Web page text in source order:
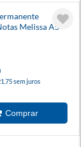
Melissa A5
sem juros